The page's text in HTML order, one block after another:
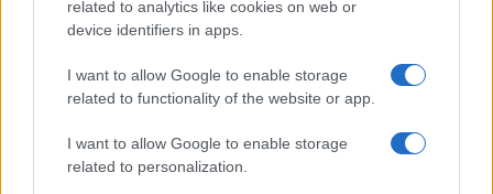
related to analytics like cookies on web or
device identifiers in apps.
I want to allow Google to enable storage
related to functionality of the website or app.
I want to allow Google to enable storage
related to personalization.
Notizie in tempo reale?
GalluraOggi.it